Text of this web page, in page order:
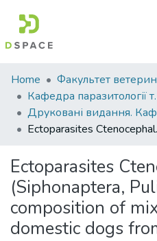
Communities
&
Collections
All of DSpace
Statistics
Home
Кафедра
Ectoparasites
Ectoparasites
(Siphonaptera,
composition of
domestic dogs